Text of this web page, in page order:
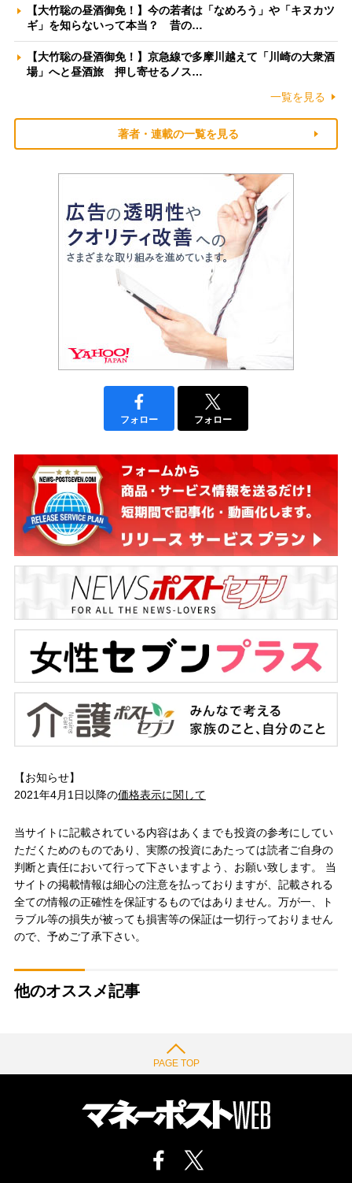
【大竹聡の昼酒御免！】今の若者は「なめろう」や「キヌカツ
ギ」を知らないって本当？ 昔の…
【大竹聡の昼酒御免！】京急線で多摩川越えて「川崎の大衆酒
場」へと昼酒旅 押し寄せるノス…
一覧を見る
著者・連載の一覧を見る
フォロー フォロー
【お知らせ】
2021年4月1日以降の価格表示に関して
当サイトに記載されている内容はあくまでも投資の参考にしてい
ただくためのものであり、実際の投資にあたっては読者ご自身の
判断と責任において行って下さいますよう、お願い致します。 当
サイトの掲載情報は細心の注意を払っておりますが、記載される
全ての情報の正確性を保証するものではありません。万が一、ト
ラブル等の損失が被っても損害等の保証は一切行っておりません
ので、予めご了承下さい。
他のオススメ記事
PAGE TOP